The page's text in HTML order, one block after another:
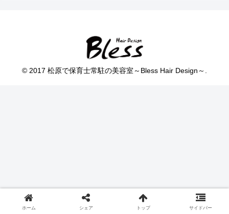
© 2017 松原で保育士常駐の美容室～Bless Hair Design～.
ホーム シェア トップ サイドバー